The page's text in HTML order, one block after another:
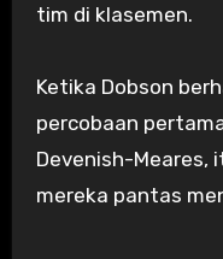
tim di klasemen.
Ketika Dobson
percobaan
Devenish-Meares,
mereka pantas